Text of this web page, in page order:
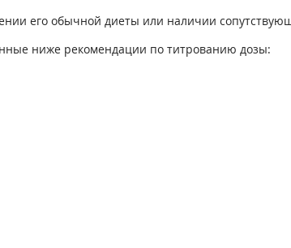
его обычной диеты или наличии
ниже рекомендации по титрованию дозы: